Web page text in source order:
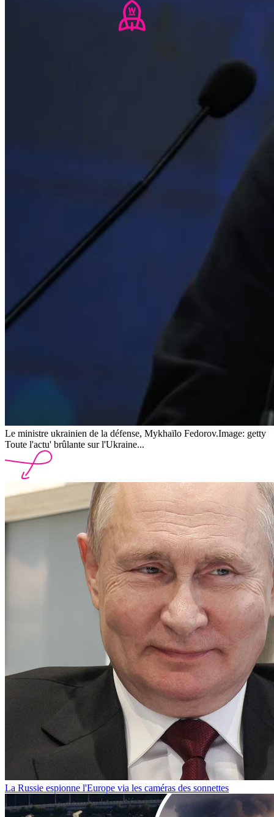
Le ministre ukrainien de la défense, Mykhaïlo Fedorov.Image: getty
Toute l'actu' brûlante sur l'Ukraine...
La Russie espionne l'Europe via les caméras des sonnettes